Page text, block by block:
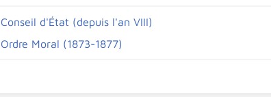
Conseil d'État (depuis l'an VIII)
Ordre Moral (1873-1877)